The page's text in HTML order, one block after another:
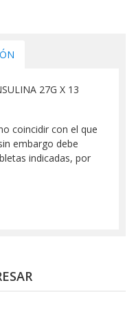
27G X 13
coincidir con el que
embargo debe
indicadas, por